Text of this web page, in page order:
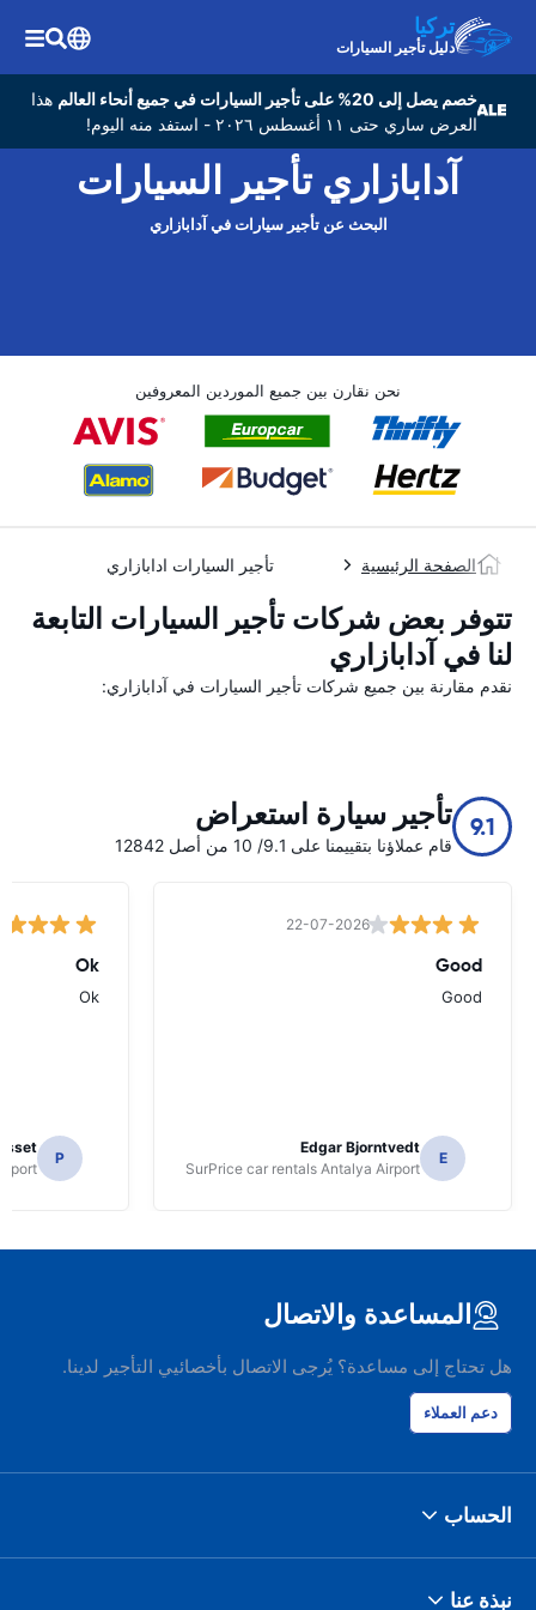
تركيا
دليل تأجير السيارات
خصم يصل إلى 20% على تأجير السيارات في جميع أنحاء العالم
هذا
العرض ساري حتى ١١ أغسطس ٢٠٢٦ - استفد منه اليوم!
آدابازاري تأجير السيارات
البحث عن تأجير سيارات في آدابازاري
نحن نقارن بين جميع الموردين المعروفين
الصفحة الرئيسية تأجير السيارات ادابازاري
تتوفر بعض شركات تأجير السيارات التابعة
لنا في آدابازاري
نقدم مقارنة بين جميع شركات تأجير السيارات في آدابازاري:
9.1 تأجير سيارة استعراض
قام عملاؤنا بتقييمنا على 9.1/ 10 من أصل 12842
22-07-2026
Good
Good
E
Edgar Bjorntvedt
SurPrice car rentals Antalya Airport
Ok
Ok
P
المساعدة والاتصال
هل تحتاج إلى مساعدة؟ يُرجى الاتصال بأخصائيي التأجير لدينا.
دعم العملاء
الحساب
نبذة عنا